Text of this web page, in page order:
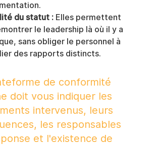
du statut : Elles permettent
le leadership là où il y a
sans obliger le personnel à
des rapports distincts.
de conformité
doit vous indiquer les
intervenus, leurs
les responsables
et l'existence de